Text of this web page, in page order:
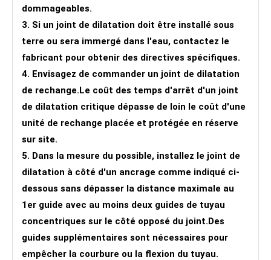
dommageables.
3. Si un joint de dilatation doit être installé sous
terre ou sera immergé dans l'eau, contactez le
fabricant pour obtenir des directives spécifiques.
4. Envisagez de commander un joint de dilatation
de rechange.Le coût des temps d'arrêt d'un joint
de dilatation critique dépasse de loin le coût d'une
unité de rechange placée et protégée en réserve
sur site.
5. Dans la mesure du possible, installez le joint de
dilatation à côté d'un ancrage comme indiqué ci-
dessous sans dépasser la distance maximale au
1er guide avec au moins deux guides de tuyau
concentriques sur le côté opposé du joint.Des
guides supplémentaires sont nécessaires pour
empêcher la courbure ou la flexion du tuyau.